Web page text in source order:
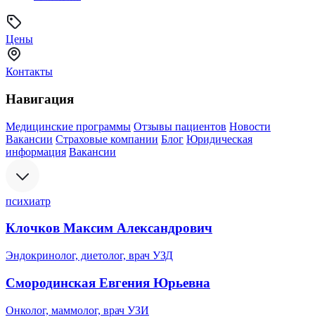
Цены
Контакты
Навигация
Медицинские программы Отзывы пациентов Новости
Вакансии Страховые компании Блог Юридическая
информация Вакансии
психиатр
Клочков Максим Александрович
Эндокринолог, диетолог, врач УЗД
Смородинская Евгения Юрьевна
Онколог, маммолог, врач УЗИ